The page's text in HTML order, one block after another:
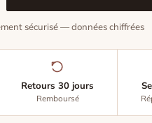
sécurisé — données chiffrées
Retours 30 jours
Remboursé